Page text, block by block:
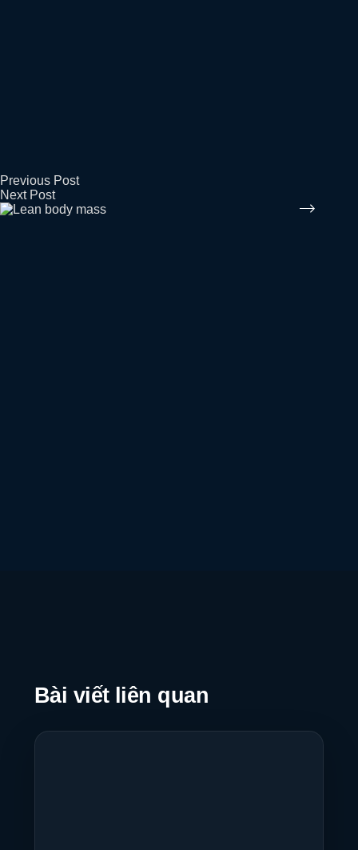
Previous Post
Next Post
Bài viết liên quan